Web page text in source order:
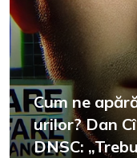
Cum ne
urilor? Dan
DNSC: